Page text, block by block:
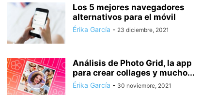
Los 5 mejores navegadores
alternativos para el móvil
Érika García - 23 diciembre, 2021
Análisis de Photo Grid, la app
para crear collages y mucho...
Érika García - 30 noviembre, 2021